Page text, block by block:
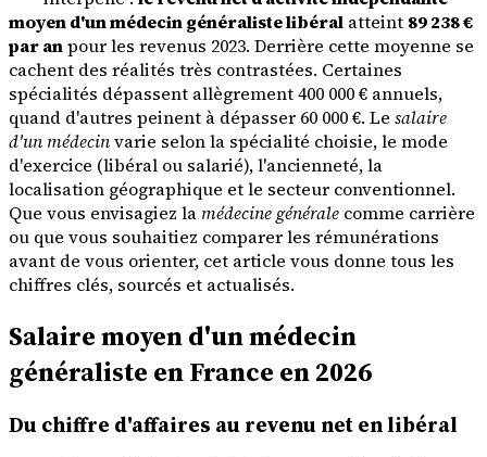
moyen d'un médecin généraliste libéral atteint 89 238 €
par anpour les revenus 2023. Derrière cette moyenne se
cachent des réalités très contrastées. Certaines
spécialités dépassent allègrement 400 000 € annuels,
quand d'autres peinent à dépasser 60 000 €. Le salaire
d'un médecinvarie selon la spécialité choisie, le mode
d'exercice (libéral ou salarié), l'ancienneté, la
localisation géographique et le secteur conventionnel.
Que vous envisagiez la médecine générale comme carrière
ou que vous souhaitiez comparer les rémunérations
avant de vous orienter, cet article vous donne tous les
chiffres clés, sourcés et actualisés.
Salaire moyen d'un médecin
généraliste en France en 2026
Du chiffre d'affaires au revenu net en libéral